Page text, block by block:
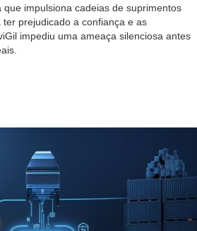
impulsiona cadeias de suprimentos
prejudicado a confiança e as
impediu uma ameaça silenciosa antes